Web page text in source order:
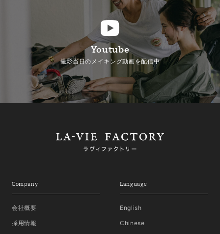
Youtube
撮影当日のメイキング動画を配信中
Company
会社概要
採用情報
Language
English
Chinese